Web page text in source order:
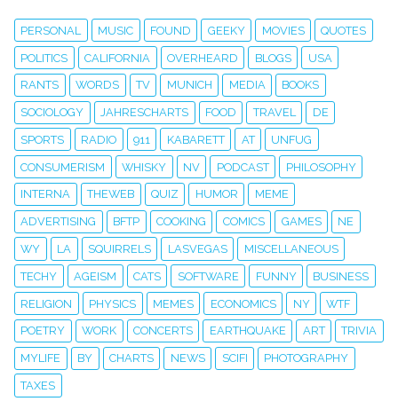
PERSONAL MUSIC FOUND GEEKY MOVIES QUOTES
POLITICS CALIFORNIA OVERHEARD BLOGS USA
RANTS WORDS TV MUNICH MEDIA BOOKS
SOCIOLOGY JAHRESCHARTS FOOD TRAVEL DE
SPORTS RADIO 911 KABARETT AT UNFUG
CONSUMERISM WHISKY NV PODCAST PHILOSOPHY
INTERNA THEWEB QUIZ HUMOR MEME
ADVERTISING BFTP COOKING COMICS GAMES NE
WY LA SQUIRRELS LASVEGAS MISCELLANEOUS
TECHY AGEISM CATS SOFTWARE FUNNY BUSINESS
RELIGION PHYSICS MEMES ECONOMICS NY WTF
POETRY WORK CONCERTS EARTHQUAKE ART TRIVIA
MYLIFE BY CHARTS NEWS SCIFI PHOTOGRAPHY
TAXES